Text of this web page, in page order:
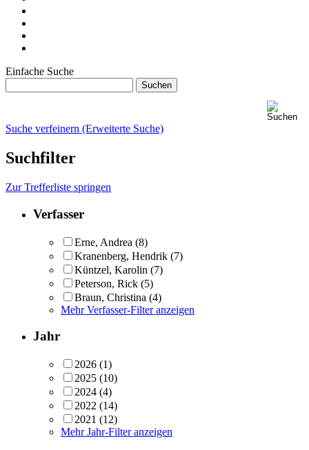
Einfache Suche
Suche verfeinern (Erweiterte Suche)
Suchfilter
Zur Trefferliste springen
Verfasser
Erne, Andrea (8)
Kranenberg, Hendrik (7)
Küntzel, Karolin (7)
Peterson, Rick (5)
Braun, Christina (4)
Mehr Verfasser-Filter anzeigen
Jahr
2026 (1)
2025 (10)
2024 (4)
2022 (14)
2021 (12)
Mehr Jahr-Filter anzeigen